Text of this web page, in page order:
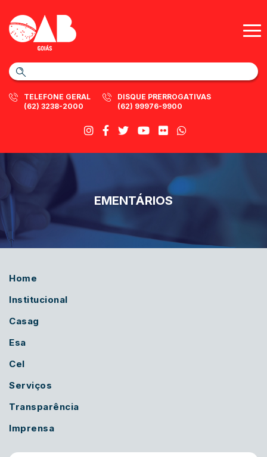
TELEFONE GERAL
(62) 3238-2000
DISQUE PRERROGATIVAS
(62) 99976-9900
EMENTÁRIOS
Home
Institucional
Casag
Esa
Cel
Serviços
Transparência
Imprensa